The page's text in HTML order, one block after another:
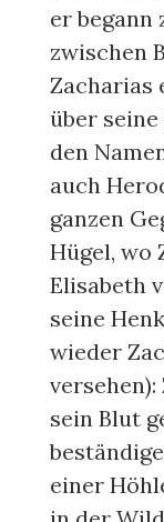
er begann
zwischen
Zacharias
über
den
auch
ganzen
Hügel, wo
Elisabeth
seine
wieder
sein Blut
einer